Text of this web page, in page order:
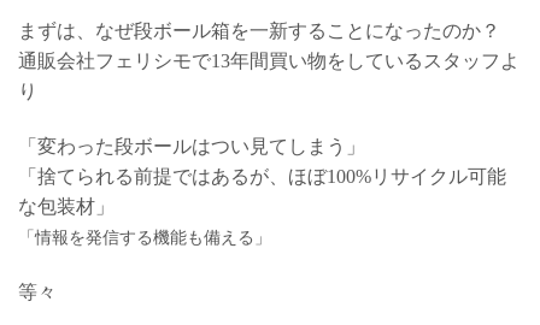
まずは、なぜ段ボール箱を一新することになったのか？
通販会社フェリシモで13年間買い物をしているスタッフよ
り
「変わった段ボールはつい見てしまう」
「捨てられる前提ではあるが、ほぼ100%リサイクル可能
な包装材」
「情報を発信する機能も備える」
等々